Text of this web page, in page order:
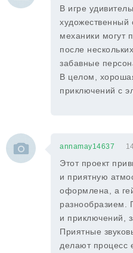
В игре
художественный
механики могут
после
забавные
В целом,
приключений с
annamay14637
Этот проект
и приятную
оформлена, а
разнообразием.
и приключений,
Приятные
делают процесс